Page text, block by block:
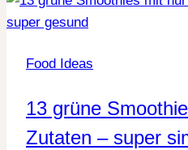
Food Ideas
13 grüne
Zutaten – super